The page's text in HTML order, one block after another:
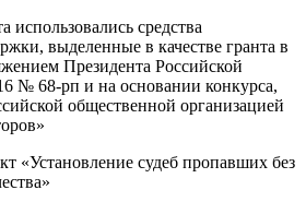
использовались средства
выделенные в качестве гранта в
Президента Российской
№ 68-рп и на основании конкурса,
общественной организацией
«Установление судеб пропавших без